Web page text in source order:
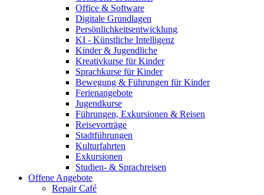
Office & Software
Digitale Grundlagen
Persönlichkeitsentwicklung
KI - Künstliche Intelligenz
Kinder & Jugendliche
Kreativkurse für Kinder
Sprachkurse für Kinder
Bewegung & Führungen für Kinder
Ferienangebote
Jugendkurse
Führungen, Exkursionen & Reisen
Reisevorträge
Stadtführungen
Kulturfahrten
Exkursionen
Studien- & Sprachreisen
Offene Angebote
Repair Café